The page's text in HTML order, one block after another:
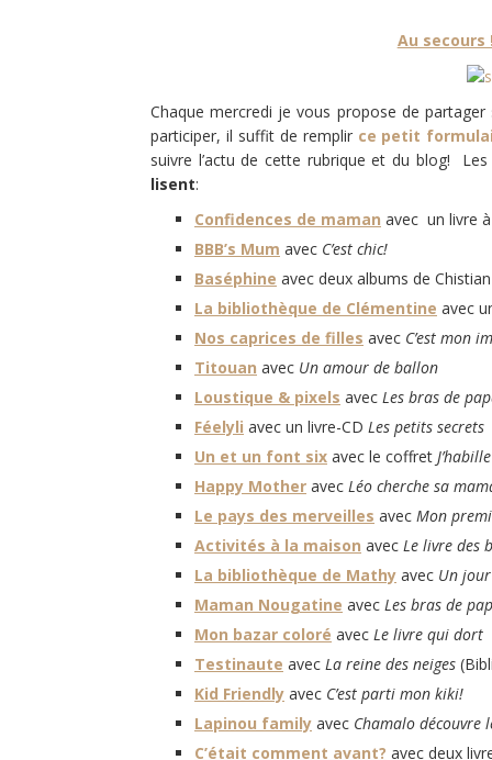
Au secours
Chaque mercredi je vous propose de
participer, il suffit de remplir ce petit
suivre l’actu de cette rubrique et du blog!
lisent:
Confidences de maman avec un livre
BBB’s Mum avec C’est chic!
Baséphine avec deux albums de
La bibliothèque de Clémentine avec
Nos caprices de filles avec C’est mon
Titouan avec Un amour de ballon
Loustique & pixels avec Les bras de
Féelyli avec un livre-CD Les petits secrets
Un et un font six avec le coffret
Happy Mother avec Léo cherche sa
Le pays des merveilles avec Mon
Activités à la maison avec Le livre des
La bibliothèque de Mathy avec Un
Maman Nougatine avec Les bras de
Mon bazar coloré avec Le livre qui dort
Testinaute avec La reine des neiges
Kid Friendly avec C’est parti mon kiki!
Lapinou family avec Chamalo découvre
C’était comment avant? avec deux